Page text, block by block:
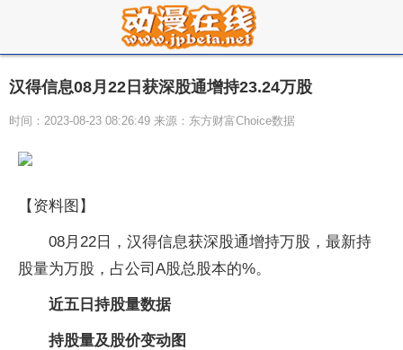
汉得信息08月22日获深股通增持23.24万股
时间：2023-08-23 08:26:49 来源：东方财富Choice数据
【资料图】
08月22日，汉得信息获深股通增持万股，最新持
股量为万股，占公司A股总股本的%。
近五日持股量数据
持股量及股价变动图